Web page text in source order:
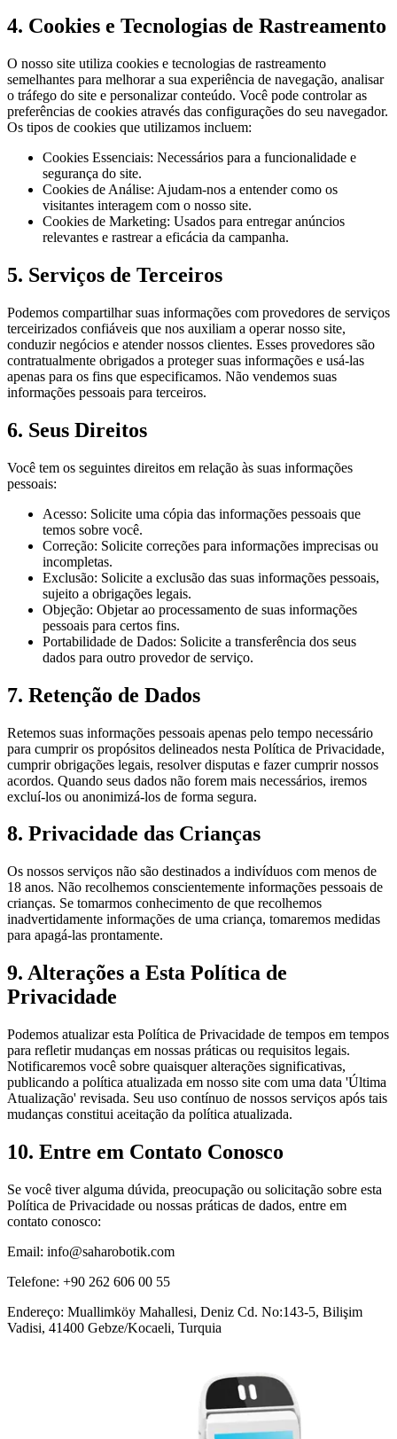
4. Cookies e Tecnologias de Rastreamento
O nosso site utiliza cookies e tecnologias de rastreamento
semelhantes para melhorar a sua experiência de navegação, analisar
o tráfego do site e personalizar conteúdo. Você pode controlar as
preferências de cookies através das configurações do seu navegador.
Os tipos de cookies que utilizamos incluem:
Cookies Essenciais: Necessários para a funcionalidade e
segurança do site.
Cookies de Análise: Ajudam-nos a entender como os
visitantes interagem com o nosso site.
Cookies de Marketing: Usados para entregar anúncios
relevantes e rastrear a eficácia da campanha.
5. Serviços de Terceiros
Podemos compartilhar suas informações com provedores de serviços
terceirizados confiáveis que nos auxiliam a operar nosso site,
conduzir negócios e atender nossos clientes. Esses provedores são
contratualmente obrigados a proteger suas informações e usá-las
apenas para os fins que especificamos. Não vendemos suas
informações pessoais para terceiros.
6. Seus Direitos
Você tem os seguintes direitos em relação às suas informações
pessoais:
Acesso: Solicite uma cópia das informações pessoais que
temos sobre você.
Correção: Solicite correções para informações imprecisas ou
incompletas.
Exclusão: Solicite a exclusão das suas informações pessoais,
sujeito a obrigações legais.
Objeção: Objetar ao processamento de suas informações
pessoais para certos fins.
Portabilidade de Dados: Solicite a transferência dos seus
dados para outro provedor de serviço.
7. Retenção de Dados
Retemos suas informações pessoais apenas pelo tempo necessário
para cumprir os propósitos delineados nesta Política de Privacidade,
cumprir obrigações legais, resolver disputas e fazer cumprir nossos
acordos. Quando seus dados não forem mais necessários, iremos
excluí-los ou anonimizá-los de forma segura.
8. Privacidade das Crianças
Os nossos serviços não são destinados a indivíduos com menos de
18 anos. Não recolhemos conscientemente informações pessoais de
crianças. Se tomarmos conhecimento de que recolhemos
inadvertidamente informações de uma criança, tomaremos medidas
para apagá-las prontamente.
9. Alterações a Esta Política de
Privacidade
Podemos atualizar esta Política de Privacidade de tempos em tempos
para refletir mudanças em nossas práticas ou requisitos legais.
Notificaremos você sobre quaisquer alterações significativas,
publicando a política atualizada em nosso site com uma data 'Última
Atualização' revisada. Seu uso contínuo de nossos serviços após tais
mudanças constitui aceitação da política atualizada.
10. Entre em Contato Conosco
Se você tiver alguma dúvida, preocupação ou solicitação sobre esta
Política de Privacidade ou nossas práticas de dados, entre em
contato conosco:
Email: info@saharobotik.com
Telefone: +90 262 606 00 55
Endereço: Muallimköy Mahallesi, Deniz Cd. No:143-5, Bilişim
Vadisi, 41400 Gebze/Kocaeli, Turquia